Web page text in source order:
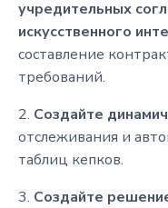
учредительных
искусственного
составление
требований.
2. Создайте
отслеживания и
таблиц кепков.
3. Создайте